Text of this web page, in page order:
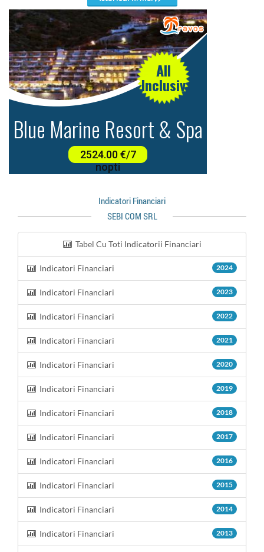
Indicatori Financiari
SEBI COM SRL
Tabel Cu Toti Indicatorii Financiari
Indicatori Financiari 2024
Indicatori Financiari 2023
Indicatori Financiari 2022
Indicatori Financiari 2021
Indicatori Financiari 2020
Indicatori Financiari 2019
Indicatori Financiari 2018
Indicatori Financiari 2017
Indicatori Financiari 2016
Indicatori Financiari 2015
Indicatori Financiari 2014
Indicatori Financiari 2013